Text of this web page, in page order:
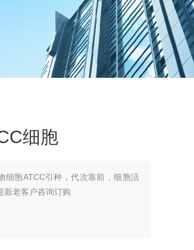
细胞
细胞ATCC引种，代次靠前，细胞活
新老客户咨询订购